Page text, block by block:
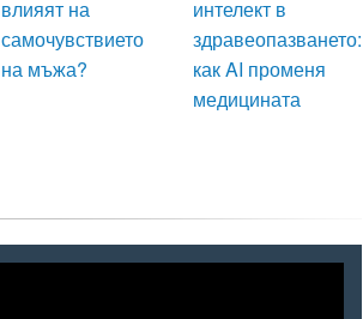
влияят на
самочувствието
на мъжа?
интелект в
здравеопазването:
как AI променя
медицината